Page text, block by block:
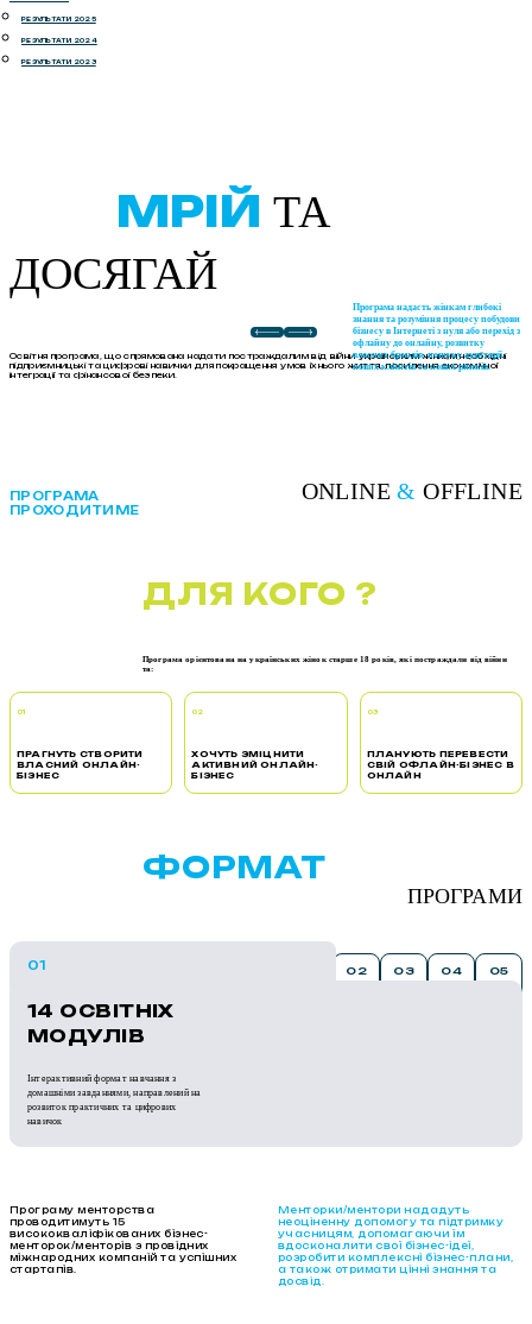
РЕЗУЛЬТАТИ 2025
РЕЗУЛЬТАТИ 2024
РЕЗУЛЬТАТИ 2023
МРІЙ ТА
ДОСЯГАЙ
Освітня програма, що спрямована надати постраждалим від війни українським жінкам необхідні
підприємницькі та цифрові навички для покращення умов їхнього життя, посилення економічної
інтеграції та фінансової безпеки.
Програма надасть жінкам глибокі
знання та розуміння процесу побудови
бізнесу в Інтернеті з нуля або перехід з
офлайну до онлайну, розвитку
власних брендів, пошуку аудиторії,
нових клієнтів та нових ринків.
ПРОГРАМА
ПРОХОДИТИМЕ
ONLINE& OFFLINE
ДЛЯ КОГО ?
Програма орієнтована на українських жінок старше 18 років, які постраждали від війни
та:
01
ПРАГНУТЬ СТВОРИТИ
ВЛАСНИЙ ОНЛАЙН-
БІЗНЕС
02
ХОЧУТЬ ЗМІЦНИТИ
АКТИВНИЙ ОНЛАЙН-
БІЗНЕС
03
ПЛАНУЮТЬ ПЕРЕВЕСТИ
СВІЙ ОФЛАЙН-БІЗНЕС В
ОНЛАЙН
ФОРМАТ
ПРОГРАМИ
Програму менторства
проводитимуть 15
висококваліфікованих бізнес-
менторок/менторів з провідних
міжнародних компаній та успішних
стартапів.
Менторки/ментори нададуть
неоціненну допомогу та підтримку
учасницям, допомагаючи їм
вдосконалити свої бізнес-ідеї,
розробити комплексні бізнес-плани,
а також отримати цінні знання та
досвід.
01 02 03 04 05
14 ОСВІТНІХ
МОДУЛІВ
Інтерактивний формат навчання з
домашніми завданнями, направлений на
розвиток практичних та цифрових
навичок